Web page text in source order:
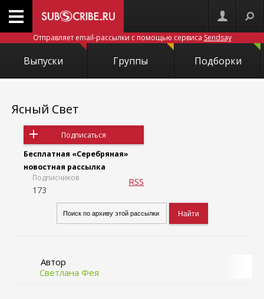
Отправляет email-рассылки с помощью сервиса Sendsay
Выпуски Группы Подборки
Ясный Свет
Подписаться
Бесплатная «Серебряная»
новостная рассылка
Подписчиков
173
RSS
Автор
Светлана Фея